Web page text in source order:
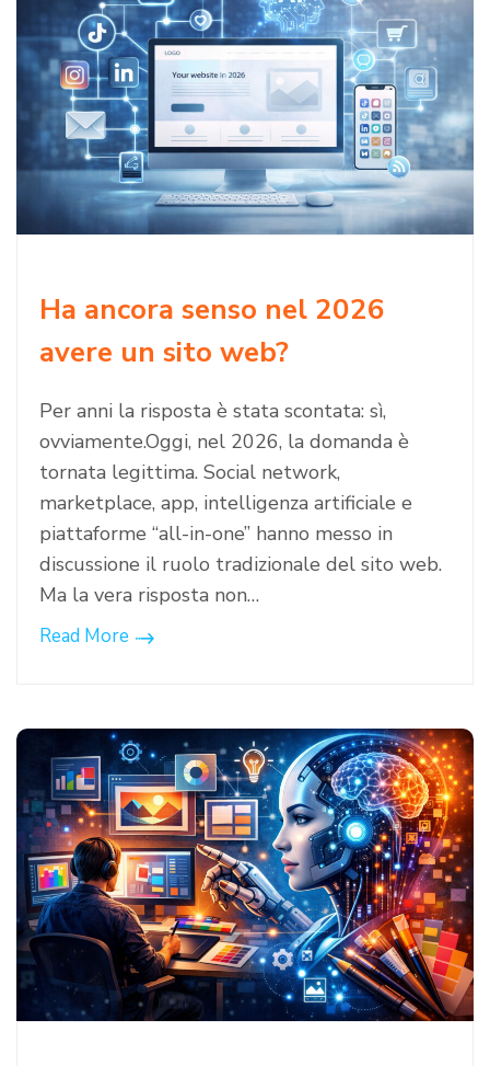
Ha ancora senso nel 2026
avere un sito web?
Per anni la risposta è stata scontata: sì,
ovviamente.Oggi, nel 2026, la domanda è
tornata legittima. Social network,
marketplace, app, intelligenza artificiale e
piattaforme “all-in-one” hanno messo in
discussione il ruolo tradizionale del sito web.
Ma la vera risposta non…
Read More